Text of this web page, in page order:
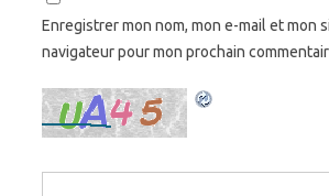
Enregistrer mon nom, mon e-mail et mon
navigateur pour mon prochain